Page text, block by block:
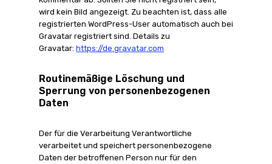
wird kein Bild angezeigt. Zu beachten ist, dass alle
registrierten WordPress-User automatisch auch bei
Gravatar registriert sind. Details zu
Gravatar: https://de.gravatar.com
Routinemäßige Löschung und
Sperrung von personenbezogenen
Daten
Der für die Verarbeitung Verantwortliche
verarbeitet und speichert personenbezogene
Daten der betroffenen Person nur für den